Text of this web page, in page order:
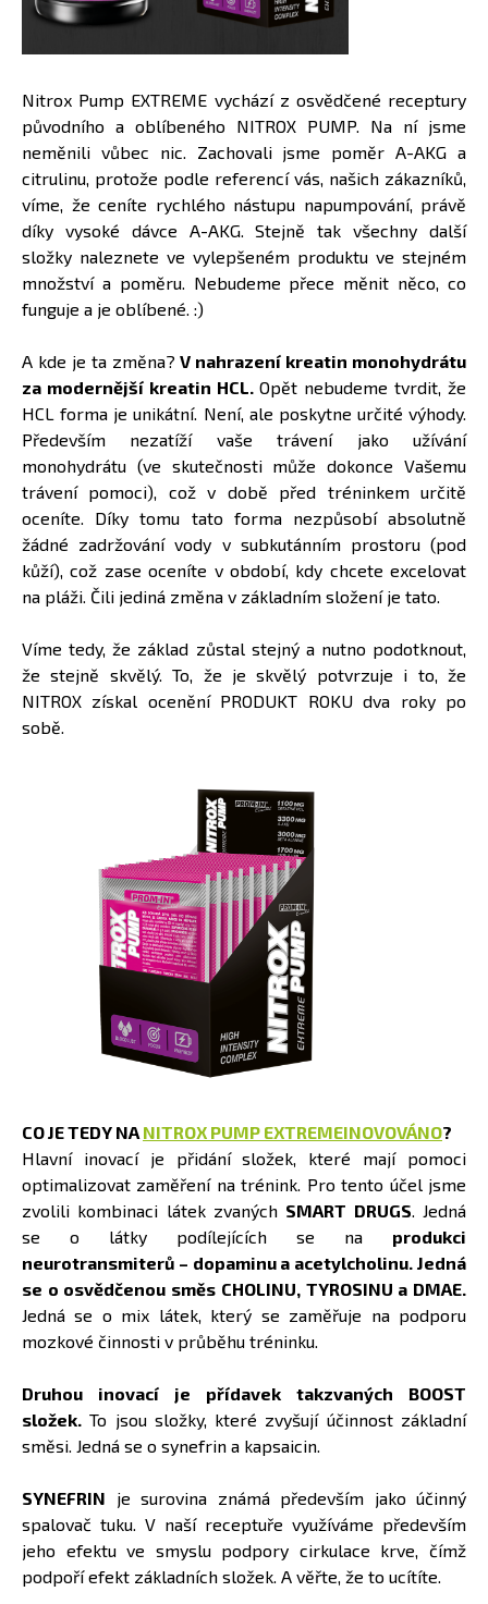
Nitrox Pump EXTREME vychází z osvědčené receptury
původního a oblíbeného NITROX PUMP. Na ní jsme
neměnili vůbec nic. Zachovali jsme poměr A-AKG a
citrulinu, protože podle referencí vás, našich zákazníků,
víme, že ceníte rychlého nástupu napumpování, právě
díky vysoké dávce A-AKG. Stejně tak všechny další
složky naleznete ve vylepšeném produktu ve stejném
množství a poměru. Nebudeme přece měnit něco, co
funguje a je oblíbené. :)
A kde je ta změna? V nahrazení kreatin monohydrátu
za modernější kreatin HCL.Opět nebudeme tvrdit, že
HCL forma je unikátní. Není, ale poskytne určité výhody.
Především nezatíží vaše trávení jako užívání
monohydrátu (ve skutečnosti může dokonce Vašemu
trávení pomoci), což v době před tréninkem určitě
oceníte. Díky tomu tato forma nezpůsobí absolutně
žádné zadržování vody v subkutánním prostoru (pod
kůží), což zase oceníte v období, kdy chcete excelovat
na pláži. Čili jediná změna v základním složení je tato.
Víme tedy, že základ zůstal stejný a nutno podotknout,
že stejně skvělý. To, že je skvělý potvrzuje i to, že
NITROX získal ocenění PRODUKT ROKU dva roky po
sobě.
CO JE TEDY NA NITROX PUMP EXTREMEINOVOVÁNO?
Hlavní inovací je přidání složek, které mají pomoci
optimalizovat zaměření na trénink. Pro tento účel jsme
zvolili kombinaci látek zvaných SMART DRUGS. Jedná
se o látky podílejících se na produkci
neurotransmiterů – dopaminu a acetylcholinu. Jedná
se o osvědčenou směs CHOLINU, TYROSINU a DMAE.
Jedná se o mix látek, který se zaměřuje na podporu
mozkové činnosti v průběhu tréninku.
Druhou inovací je přídavek takzvaných BOOST
složek. To jsou složky, které zvyšují účinnost základní
směsi. Jedná se o synefrin a kapsaicin.
SYNEFRIN je surovina známá především jako účinný
spalovač tuku. V naší receptuře využíváme především
jeho efektu ve smyslu podpory cirkulace krve, čímž
podpoří efekt základních složek. A věřte, že to ucítíte.